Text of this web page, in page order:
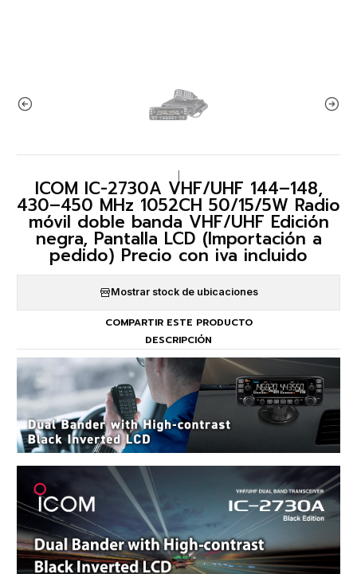
ICOM IC-2730A VHF/UHF 144–148,
430–450 MHz 1052CH 50/15/5W Radio
móvil doble banda VHF/UHF Edición
negra, Pantalla LCD (Importación a
pedido) Precio con iva incluido
Mostrar stock de ubicaciones
COMPARTIR ESTE PRODUCTO
DESCRIPCIÓN